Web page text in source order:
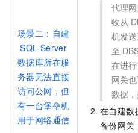
场景二：自建
SQL Server
数据库所在服
务器无法直接
访问公网，但
有一台堡垒机
用于网络通信
代理
收从
机发
至
在进
网关
数据
在自建数
备份网关